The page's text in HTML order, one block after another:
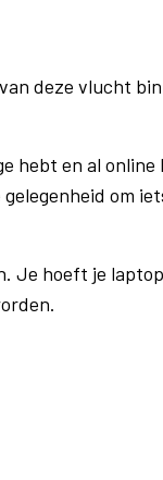
deze vlucht
hebt en al
om
Je hoeft je